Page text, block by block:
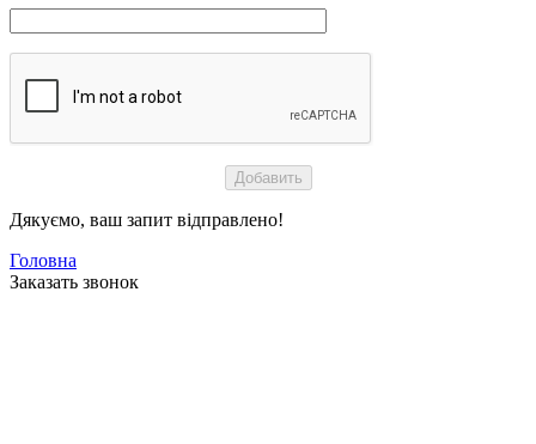
Дякуємо, ваш запит відправлено!
Головна
Заказать звонок